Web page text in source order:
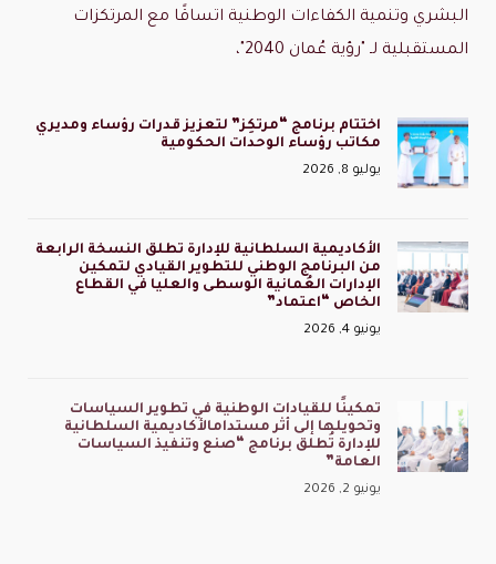
البشري وتنمية الكفاءات الوطنية اتساقًا مع المرتكزات
المستقبلية لـ "رؤية عُمان 2040"،
اختتام برنامج “مرتكِز” لتعزيز قدرات رؤساء ومديري
مكاتب رؤساء الوحدات الحكومية
يوليو 8, 2026
الأكاديمية السلطانية للإدارة تطلق النسخة الرابعة
من البرنامج الوطني للتطوير القيادي لتمكين
الإدارات العُمانية الوسطى والعليا في القطاع
الخاص “اعتماد”
يونيو 4, 2026
تمكينًا للقيادات الوطنية في تطوير السياسات
وتحويلها إلى أثر مستدامالأكاديمية السلطانية
للإدارة تُطلق برنامج “صنع وتنفيذ السياسات
العامة”
يونيو 2, 2026